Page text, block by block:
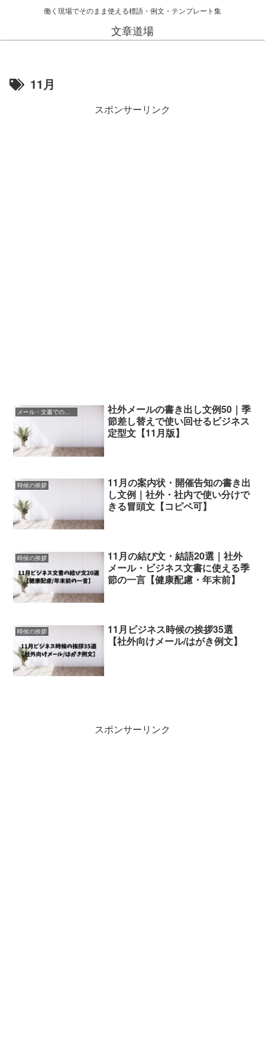
働く現場でそのまま使える標語・例文・テンプレート集
文章道場
11月
スポンサーリンク
メール・文書での挨拶
社外メールの書き出し文例50｜季
節差し替えで使い回せるビジネス
定型文【11月版】
時候の挨拶
11月の案内状・開催告知の書き出
し文例｜社外・社内で使い分けで
きる冒頭文【コピペ可】
時候の挨拶
11月の結び文・結語20選｜社外
メール・ビジネス文書に使える季
節の一言【健康配慮・年末前】
時候の挨拶
11月ビジネス時候の挨拶35選
【社外向けメール/はがき例文】
スポンサーリンク